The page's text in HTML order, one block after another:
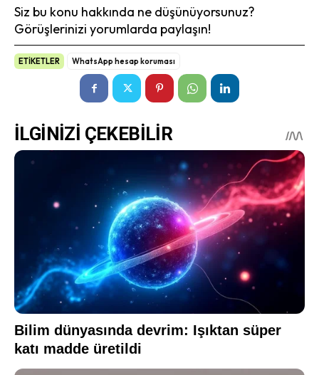
Siz bu konu hakkında ne düşünüyorsunuz?
Görüşlerinizi yorumlarda paylaşın!
ETİKETLER WhatsApp hesap koruması